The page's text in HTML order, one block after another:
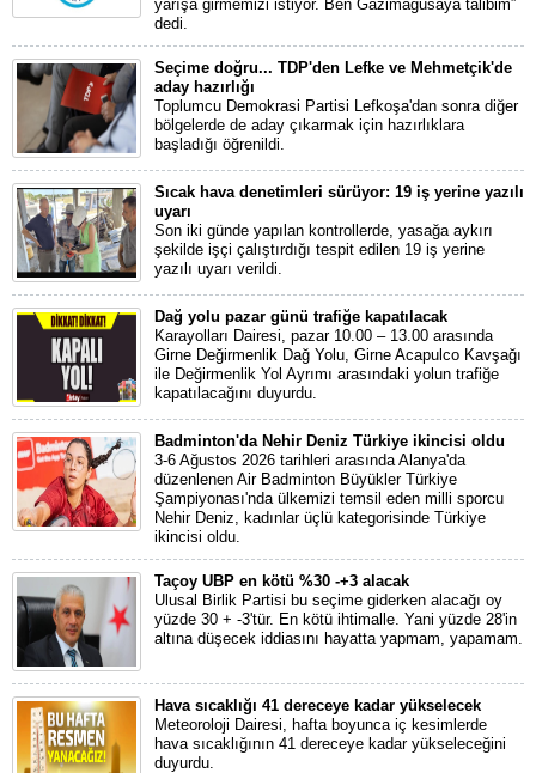
yarışa girmemizi istiyor. Ben Gazimağusaya talibim”
dedi.
Seçime doğru... TDP'den Lefke ve Mehmetçik'de
aday hazırlığı
Toplumcu Demokrasi Partisi Lefkoşa'dan sonra diğer
bölgelerde de aday çıkarmak için hazırlıklara
başladığı öğrenildi.
Sıcak hava denetimleri sürüyor: 19 iş yerine yazılı
uyarı
Son iki günde yapılan kontrollerde, yasağa aykırı
şekilde işçi çalıştırdığı tespit edilen 19 iş yerine
yazılı uyarı verildi.
Dağ yolu pazar günü trafiğe kapatılacak
Karayolları Dairesi, pazar 10.00 – 13.00 arasında
Girne Değirmenlik Dağ Yolu, Girne Acapulco Kavşağı
ile Değirmenlik Yol Ayrımı arasındaki yolun trafiğe
kapatılacağını duyurdu.
Badminton'da Nehir Deniz Türkiye ikincisi oldu
3-6 Ağustos 2026 tarihleri arasında Alanya'da
düzenlenen Air Badminton Büyükler Türkiye
Şampiyonası'nda ülkemizi temsil eden milli sporcu
Nehir Deniz, kadınlar üçlü kategorisinde Türkiye
ikincisi oldu.
Taçoy UBP en kötü %30 -+3 alacak
Ulusal Birlik Partisi bu seçime giderken alacağı oy
yüzde 30 + -3'tür. En kötü ihtimalle. Yani yüzde 28'in
altına düşecek iddiasını hayatta yapmam, yapamam.
Hava sıcaklığı 41 dereceye kadar yükselecek
Meteoroloji Dairesi, hafta boyunca iç kesimlerde
hava sıcaklığının 41 dereceye kadar yükseleceğini
duyurdu.